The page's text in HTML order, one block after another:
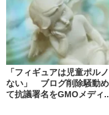
「フィギュアは児童ポル
ない」 ブログ削除騒動
て抗議署名をGMOメディ